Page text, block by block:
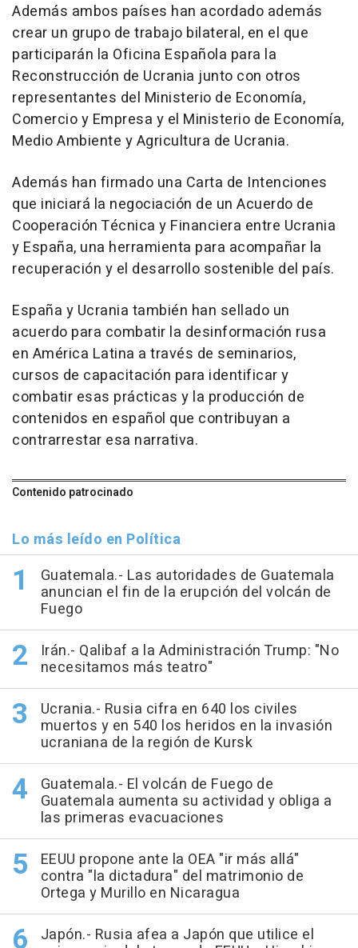
Además ambos países han acordado además
crear un grupo de trabajo bilateral, en el que
participarán la Oficina Española para la
Reconstrucción de Ucrania junto con otros
representantes del Ministerio de Economía,
Comercio y Empresa y el Ministerio de Economía,
Medio Ambiente y Agricultura de Ucrania.
Además han firmado una Carta de Intenciones
que iniciará la negociación de un Acuerdo de
Cooperación Técnica y Financiera entre Ucrania
y España, una herramienta para acompañar la
recuperación y el desarrollo sostenible del país.
España y Ucrania también han sellado un
acuerdo para combatir la desinformación rusa
en América Latina a través de seminarios,
cursos de capacitación para identificar y
combatir esas prácticas y la producción de
contenidos en español que contribuyan a
contrarrestar esa narrativa.
Contenido patrocinado
Lo más leído en Política
Guatemala.- Las autoridades de Guatemala
anuncian el fin de la erupción del volcán de
Fuego
Irán.- Qalibaf a la Administración Trump: "No
necesitamos más teatro"
Ucrania.- Rusia cifra en 640 los civiles
muertos y en 540 los heridos en la invasión
ucraniana de la región de Kursk
Guatemala.- El volcán de Fuego de
Guatemala aumenta su actividad y obliga a
las primeras evacuaciones
EEUU propone ante la OEA "ir más allá"
contra "la dictadura" del matrimonio de
Ortega y Murillo en Nicaragua
Japón.- Rusia afea a Japón que utilice el